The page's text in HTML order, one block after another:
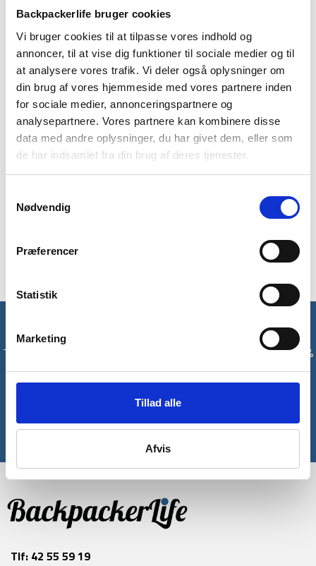
Backpackerlife bruger cookies
Vi bruger cookies til at tilpasse vores indhold og
annoncer, til at vise dig funktioner til sociale medier og til
at analysere vores trafik. Vi deler også oplysninger om
din brug af vores hjemmeside med vores partnere inden
for sociale medier, annonceringspartnere og
analysepartnere. Vores partnere kan kombinere disse
data med andre oplysninger, du har givet dem, eller som
de har indsamlet fra din brug af deres tjenester.
Nødvendig
Præferencer
Statistik
Marketing
Tillad alle
Afvis
BESKRIVELSE
YDERLIGERE INFORMATION
BRAND
FAQ
Marlon fra skotske Trespass er en sort softshell jakke til
herre. Jakken er både vindtæt, vandtæt til hydrostatisk tryk
af 8000 mm, åndbar og let at bevæge sig i. Softshell jakker er
kendte for at være tekniske jakker der er vandtætte – og her
er Marlon ingen undtagelse.
Jakken er lavet i TPU polyester med en åndbar membram, så
du kan få luftet noget af din sved ud, hvis du er på en
detaljer, såsom en justerbar hætte med vippebeslag, 3
lynlåslommer, justerbare manchettapper og en praktisk
blød skal, som gør den fleksibel at bevæge sig i.
Tilmeld dig vores nyhedsbrev og modtag med det samme en 10%
rabatkode til din første ordre*
Tlf: 42 55 59 19